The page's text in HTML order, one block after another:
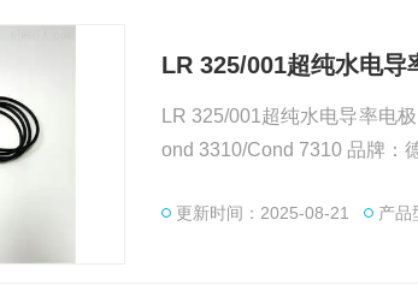
LR 325/001超纯水电导
LR 325/001超纯水电导率电极（德国
ond 3310/Cond
更新时间：2025-08-21 产品